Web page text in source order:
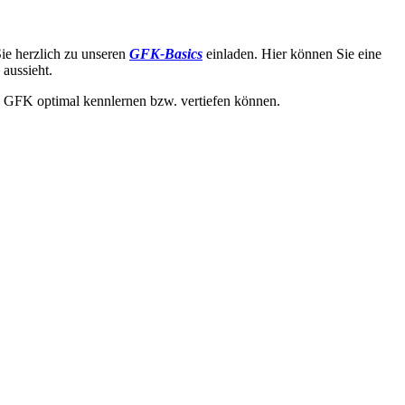
herzlich zu unseren GFK-Basics einladen. Hier können Sie eine
optimal kennlernen bzw. vertiefen können.